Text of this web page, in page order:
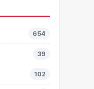
654
39
102